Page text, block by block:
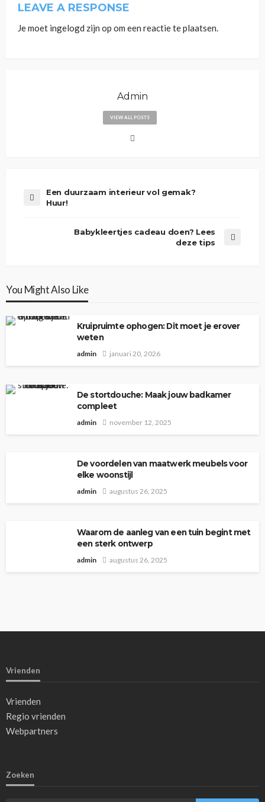
LEAVE A RESPONSE
Je moet ingelogd zijn op om een reactie te plaatsen.
Admin
VIEW ALL POSTS
Een duurzaam interieur vol gemak?
Huur!
Babykleertjes cadeau doen? Lees
deze tips
You Might Also Like
Kruipruimte ophogen: Dit moet je erover
weten
admin januari 20, 2026
De stortdouche: Maak jouw badkamer
compleet
admin november 12, 2025
De voordelen van maatwerk meubels voor
elke woonstijl
admin augustus 26, 2025
Waarom de aanleg van een tuin begint met
een sterk ontwerp
admin augustus 26, 2025
Vrienden
Vrienden
Regio vrienden
Webpartners
Zoeken